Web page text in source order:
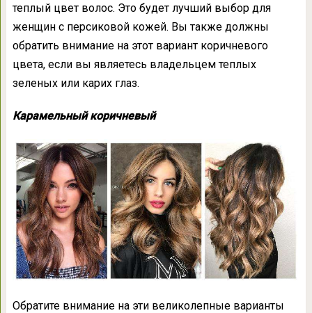
теплый цвет волос. Это будет лучший выбор для
женщин с персиковой кожей. Вы также должны
обратить внимание на этот вариант коричневого
цвета, если вы являетесь владельцем теплых
зеленых или карих глаз.
Карамельный коричневый
Обратите внимание на эти великолепные варианты